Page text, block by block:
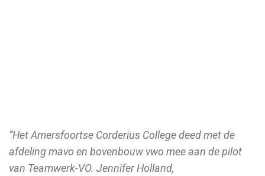
“Het Amersfoortse Corderius College deed met de
afdeling mavo en bovenbouw vwo mee aan de pilot
van Teamwerk-VO. Jennifer Holland,